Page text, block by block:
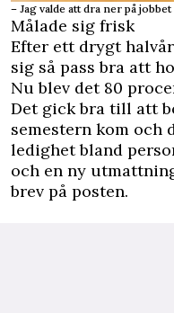
– Jag valde att dra ner på
Målade sig frisk
Efter ett drygt
sig så pass bra att
Nu blev det 80
Det gick bra till att
semestern kom och
ledighet bland
och en ny
brev på posten.